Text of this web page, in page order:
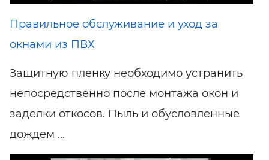
Правильное обслуживание и уход за
окнами из ПВХ
Защитную пленку необходимо устранить
непосредственно после монтажа окон и
заделки откосов. Пыль и обусловленные
дождем ...